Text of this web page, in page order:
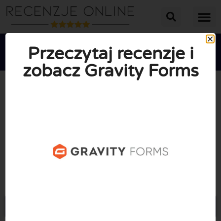

Przeczytaj recenzje i
zobacz Gravity Forms